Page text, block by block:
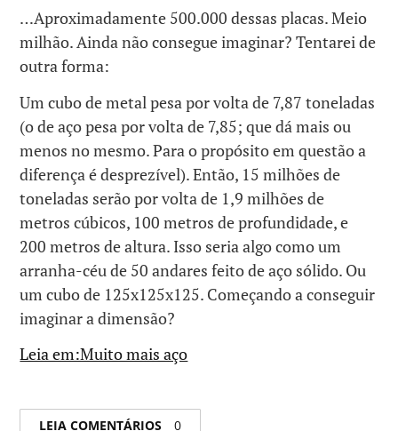
…Aproximadamente 500.000 dessas placas. Meio
milhão. Ainda não consegue imaginar? Tentarei de
outra forma:
Um cubo de metal pesa por volta de 7,87 toneladas
(o de aço pesa por volta de 7,85; que dá mais ou
menos no mesmo. Para o propósito em questão a
diferença é desprezível). Então, 15 milhões de
toneladas serão por volta de 1,9 milhões de
metros cúbicos, 100 metros de profundidade, e
200 metros de altura. Isso seria algo como um
arranha-céu de 50 andares feito de aço sólido. Ou
um cubo de 125x125x125. Começando a conseguir
imaginar a dimensão?
Leia em:Muito mais aço
LEIA COMENTÁRIOS 0